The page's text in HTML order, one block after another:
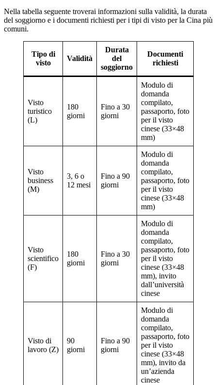
Nella tabella seguente troverai informazioni sulla validità, la durata
del soggiorno e i documenti richiesti per i tipi di visto per la Cina più
comuni.
Tipo di
visto
Validità
Durata
del
soggiorno
Documenti
richiesti
Visto
turistico
(L)
180
giorni
Fino a 30
giorni
Modulo di
domanda
compilato,
passaporto, foto
per il visto
cinese (33×48
mm)
Visto
business
(M)
3, 6 o
12 mesi
Fino a 90
giorni
Modulo di
domanda
compilato,
passaporto, foto
per il visto
cinese (33×48
mm)
Visto
scientifico
(F)
180
giorni
Fino a 30
giorni
Modulo di
domanda
compilato,
passaporto, foto
per il visto
cinese (33×48
mm), invito
dall’università
cinese
Visto di
lavoro (Z)
90
giorni
Fino a 90
giorni
Modulo di
domanda
compilato,
passaporto, foto
per il visto
cinese (33×48
mm), invito da
un’azienda
cinese